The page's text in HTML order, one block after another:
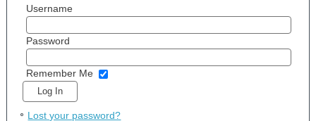
Username
Password
Remember Me
Lost your password?